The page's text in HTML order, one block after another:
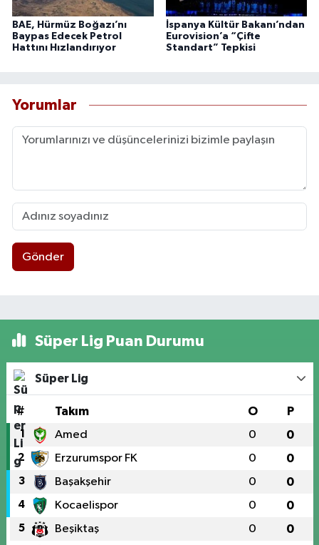
BAE, Hürmüz Boğazı’nı
Baypas Edecek Petrol
Hattını Hızlandırıyor
İspanya Kültür Bakanı’ndan
Eurovision’a “Çifte
Standart” Tepkisi
Yorumlar
Gönder
Süper Lig Puan Durumu
Süper Lig
# Takım O P
1 Amed 0 0
2 Erzurumspor FK 0 0
3 Başakşehir 0 0
4 Kocaelispor 0 0
5 Beşiktaş 0 0